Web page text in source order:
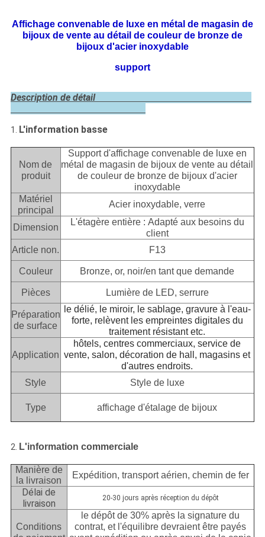
Affichage convenable de luxe en métal de magasin de
bijoux de vente au détail de couleur de bronze de
bijoux d'acier inoxydable
support
Description de détail
1. L'information basse
Nom de
produit
Support d'affichage convenable de luxe en
métal de magasin de bijoux de vente au détail
de couleur de bronze de bijoux d'acier
inoxydable
Matériel
principal
Acier inoxydable, verre
Dimension
L'étagère entière : Adapté aux besoins du
client
Article non.
F13
Couleur Bronze, or, noir/en tant que demande
Pièces Lumière de LED, serrure
Préparation
de surface
le délié, le miroir, le sablage, gravure à l'eau-
forte, relèvent les empreintes digitales du
traitement résistant etc.
Application
hôtels, centres commerciaux, service de
vente, salon, décoration de hall, magasins et
d'autres endroits.
Style
Style de luxe
Type affichage d'étalage de bijoux
2. L'information commerciale
Manière de
la livraison
Expédition, transport aérien, chemin de fer
Délai de
livraison
20-30 jours après réception du dépôt
Conditions
le dépôt de 30% après la signature du
contrat, et l'équilibre devraient être payés